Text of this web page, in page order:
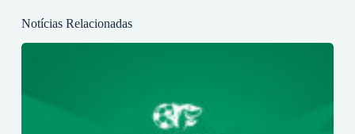
Notícias Relacionadas